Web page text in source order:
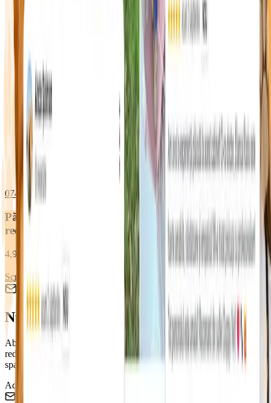
0748 096 612
Părinții de animăluțe ne
recomandă
4,9 ★ din 2000+ pacienți îngrijiți
Scrie o recenzie
Newsletter Duppy Vet
Nu rata ofertele pentru blănosul tău! 🐶
Abonează-te și fii primul care află despre campaniile de sterilizare,
reducerile la vaccinare și sfaturile medicilor noștri. Promitem zero
spam.
Adresa de Email